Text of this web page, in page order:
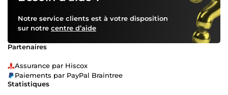
Notre service clients est à votre disposition
sur notre centre d’aide
Partenaires
Assurance par Hiscox
Paiements par PayPal Braintree
Statistiques